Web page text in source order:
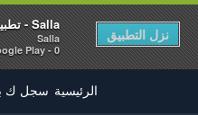
Salla - تطبيق سلة
Salla
0 - In Google Play
نزل التطبيق
الرئيسية سجل ك